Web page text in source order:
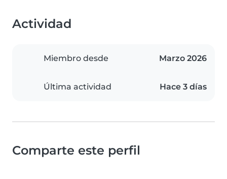
Actividad
Miembro desde Marzo 2026
Última actividad Hace 3 días
Comparte este perfil